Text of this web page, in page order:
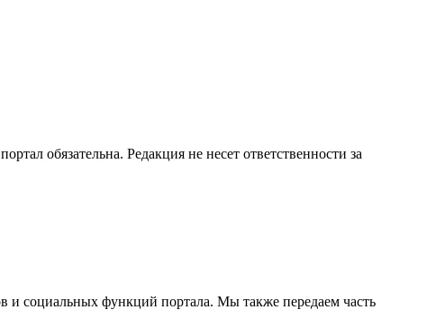
обязательна. Редакция не несет ответственности за
и социальных функций портала. Мы также передаем часть